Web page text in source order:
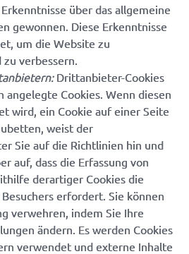
über das allgemeine
gewonnen. Diese Erkenntnisse
um die Website zu
verbessern.
Drittanbieter-Cookies
angelegte Cookies. Wenn diesen
wird, ein Cookie auf einer Seite
weist der
Sie auf die Richtlinien hin und
auf, dass die Erfassung von
derartiger Cookies die
erfordert. Sie können
verwehren, indem Sie Ihre
ändern. Es werden Cookies
verwendet und externe Inhalte